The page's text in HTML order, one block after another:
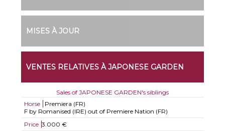
MISES À JOUR
VENTES RELATIVES À JAPONESE GARDEN
Sales of JAPONESE GARDEN's siblings
Horse
Premiera (FR)
F by Romanised (IRE) out of Premiere Nation (FR)
Price 3.000 €